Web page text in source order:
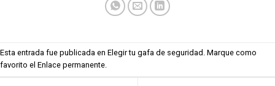
Esta entrada fue publicada en Elegir tu gafa de seguridad . Marque como
favorito el Enlace permanente.